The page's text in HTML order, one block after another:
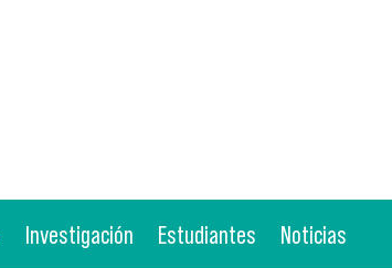
Investigación Estudiantes Noticias